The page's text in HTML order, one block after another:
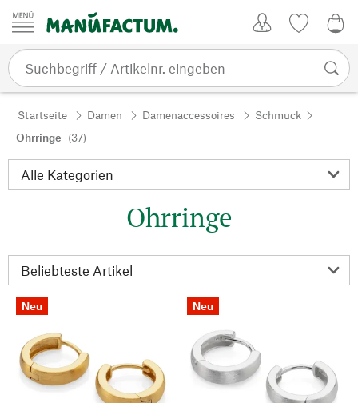
Zum Inhalt springen
Startseite Damen Damenaccessoires
Schmuck
Ohrringe (37)
Ohrringe
Neu Neu